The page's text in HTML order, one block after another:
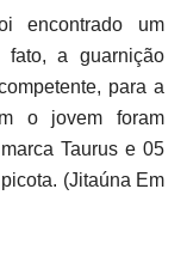
encontrado um
a guarnição
para a
o jovem foram
Taurus e 05
(Jitaúna Em